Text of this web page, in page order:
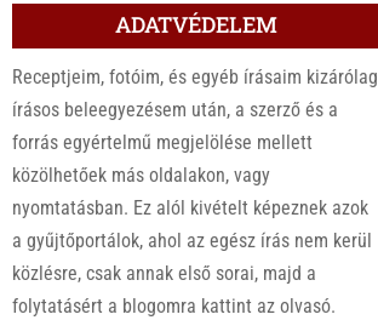
ADATVÉDELEM
Receptjeim, fotóim, és egyéb írásaim kizárólag
írásos beleegyezésem után, a szerző és a
forrás egyértelmű megjelölése mellett
közölhetőek más oldalakon, vagy
nyomtatásban. Ez alól kivételt képeznek azok
a gyűjtőportálok, ahol az egész írás nem kerül
közlésre, csak annak első sorai, majd a
folytatásért a blogomra kattint az olvasó.